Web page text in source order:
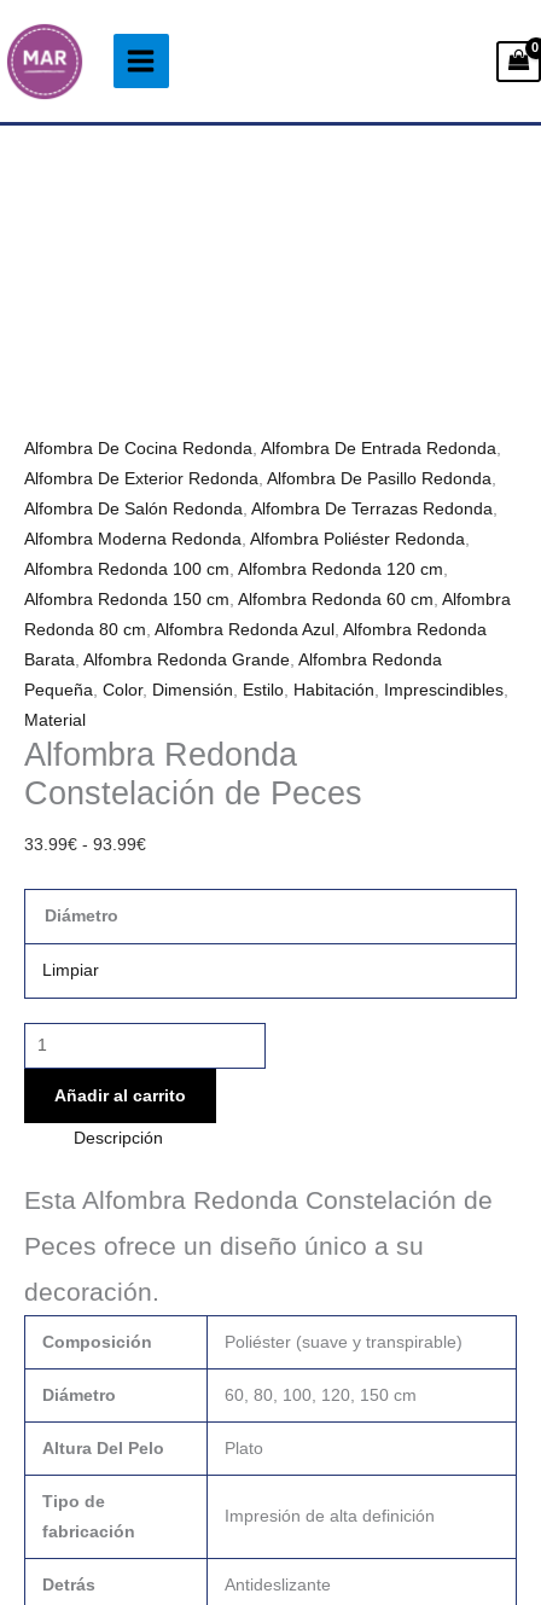
al
contenido
Alfombra De Cocina Redonda, Alfombra De Entrada Redonda,
Alfombra De Exterior Redonda, Alfombra De Pasillo Redonda,
Alfombra De Salón Redonda, Alfombra De Terrazas Redonda,
Alfombra Moderna Redonda, Alfombra Poliéster Redonda,
Alfombra Redonda 100 cm, Alfombra Redonda 120 cm,
Alfombra Redonda 150 cm, Alfombra Redonda 60 cm, Alfombra
Redonda 80 cm, Alfombra Redonda Azul , Alfombra Redonda
Barata, Alfombra Redonda Grande, Alfombra Redonda
Pequeña, Color, Dimensión, Estilo, Habitación, Imprescindibles,
Material
Alfombra Redonda
Constelación de Peces
33.99€ - 93.99€
Diámetro
Limpiar
Añadir al carrito
Descripción
Esta Alfombra Redonda Constelación de
Peces ofrece un diseño único a su
decoración.
Composición Poliéster (suave y transpirable)
Diámetro 60, 80, 100, 120, 150 cm
Altura Del Pelo Plato
Tipo de
fabricación
Impresión de alta definición
Detrás Antideslizante